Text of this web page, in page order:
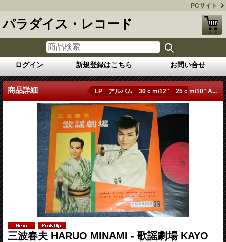
PCサイト
パラダイス・レコード
ログイン 新規登録はこちら お問い合せ
商品詳細 LP アルバム 30ｃｍ/12" 25ｃｍ/10" A...
三波春夫 HARUO MINAMI - 歌謡劇場 KAYO